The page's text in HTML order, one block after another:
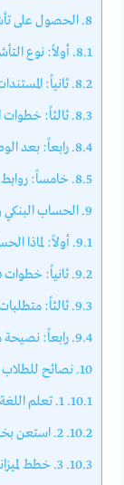
8. الحصول على
8.1. أولاً: نوع
8.2. ثانياً:
8.3. ثالثاً: خطوات
8.4. رابعاً: بعد
8.5. خامساً: روابط
9. الحساب البنكي
9.1. أولاً: لماذا
9.2. ثانياً:
9.3. ثالثاً:
9.4. رابعاً:
10. نصائح للطلاب
10.1. 1. تعلم اللغة الفرنسية مبكراً
10.2. 2. استعن بخدمات مكتب الطلاب الدوليين
10.3. 3. خطط لميزانيتك بحكمة